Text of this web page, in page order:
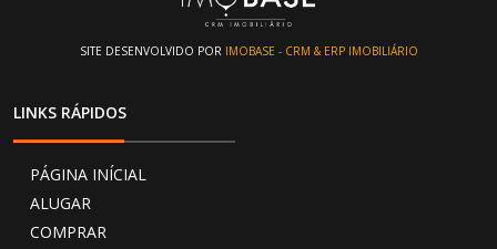
SITE DESENVOLVIDO POR IMOBASE - CRM & ERP IMOBILIÁRIO
LINKS RÁPIDOS
PÁGINA INÍCIAL
ALUGAR
COMPRAR